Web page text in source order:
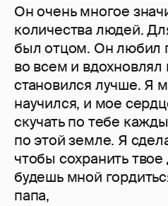
Он очень многое
количества людей.
был отцом. Он любил
во всем и вдохновлял
становился лучше. Я
научился, и мое
скучать по тебе
по этой земле. Я
чтобы сохранить
будешь мной
папа,